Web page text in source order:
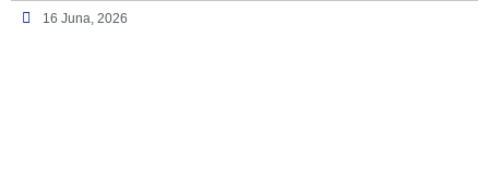
16 Juna, 2026